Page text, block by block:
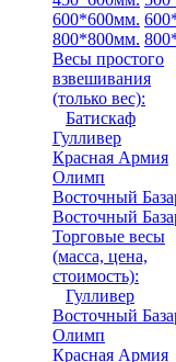
600*600мм.
800*800мм.
Весы простого
взвешивания
(только вес):
Батискаф
Гулливер
Красная Армия
Олимп
Восточный
Восточный
Торговые весы
(масса, цена,
стоимость):
Гулливер
Восточный
Олимп
Красная Армия